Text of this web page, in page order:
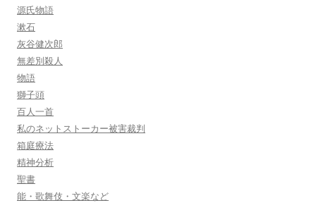
源氏物語
漱石
灰谷健次郎
無差別殺人
物語
獅子頭
百人一首
私のネットストーカー被害裁判
箱庭療法
精神分析
聖書
能・歌舞伎・文楽など